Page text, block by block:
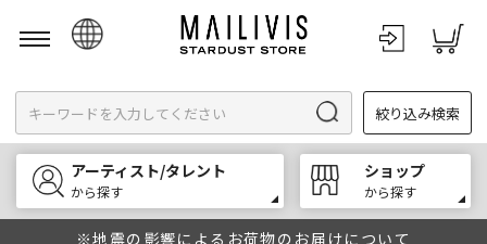
English
한국어
中文
絞り込み検索
アーティスト/タレント
から探す
ショップ
から探す
※地震の影響によるお荷物のお届けについて